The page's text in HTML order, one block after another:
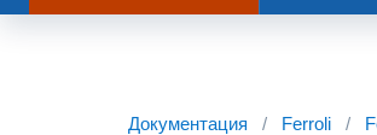
Документация / Ferroli /